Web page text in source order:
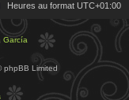
Heures au format UTC+01:00
García
phpBB Limited